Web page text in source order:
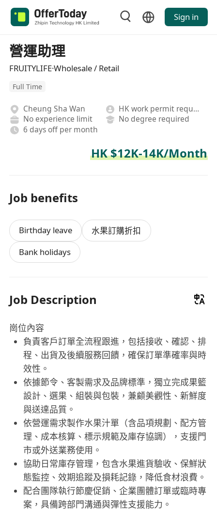
Sign in
營運助理
FRUITYLIFE·Wholesale / Retail
Full Time
Cheung Sha Wan
HK work permit required
No experience limit
No degree required
6 days off per month
HK $12K-14K/Month
Job benefits
Birthday leave
水果訂購折扣
Bank holidays
Job Description
崗位內容
負責客戶訂單全流程跟進，包括接收、確認、排
程、出貨及後續服務回饋，確保訂單準確率與時
效性。
依據節令、客製需求及品牌標準，獨立完成果籃
設計、選果、組裝與包裝，兼顧美觀性、新鮮度
與送達品質。
依營運需求製作水果汁單（含品項規劃、配方管
理、成本核算、標示規範及庫存協調），支援門
市或外送業務使用。
協助日常庫存管理，包含水果進貨驗收、保鮮狀
態監控、效期追蹤及損耗記錄，降低食材浪費。
配合團隊執行節慶促銷、企業團體訂單或臨時專
案，具備跨部門溝通與彈性支援能力。